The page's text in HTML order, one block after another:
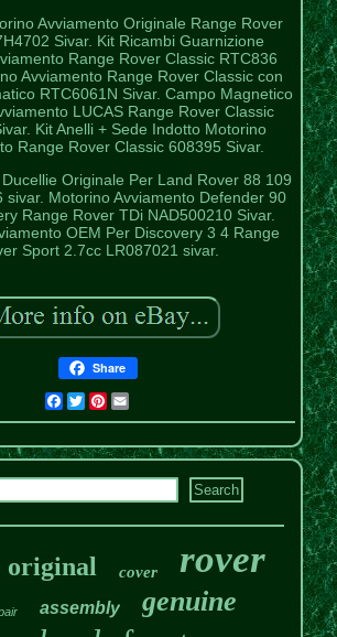
Avviamento Originale Range Rover
Sivar. Kit Ricambi Guarnizione
Range Rover Classic RTC836
Avviamento Range Rover Classic con
RTC6061N Sivar. Campo Magnetico
LUCAS Range Rover Classic
Kit Anelli + Sede Indotto Motorino
Range Rover Classic 608395 Sivar.
Originale Per Land Rover 88 109
sivar. Motorino Avviamento Defender 90
Range Rover TDi NAD500210 Sivar.
OEM Per Discovery 3 4 Range
Sport 2.7cc LR087021 sivar.
Share
Facebook
TwitterPinterest
original cover rover
assembly genuine